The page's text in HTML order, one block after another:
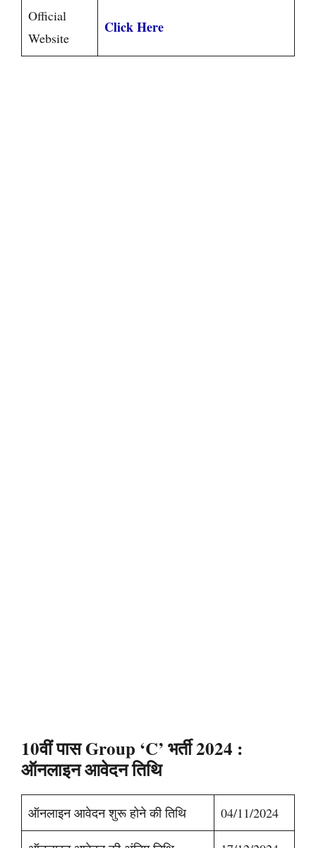
Official
Website
Click Here
10वीं पास Group ‘C’ भर्ती 2024 :
ऑनलाइन आवेदन तिथि
ऑनलाइन आवेदन शुरू होने की तिथि 04/11/2024